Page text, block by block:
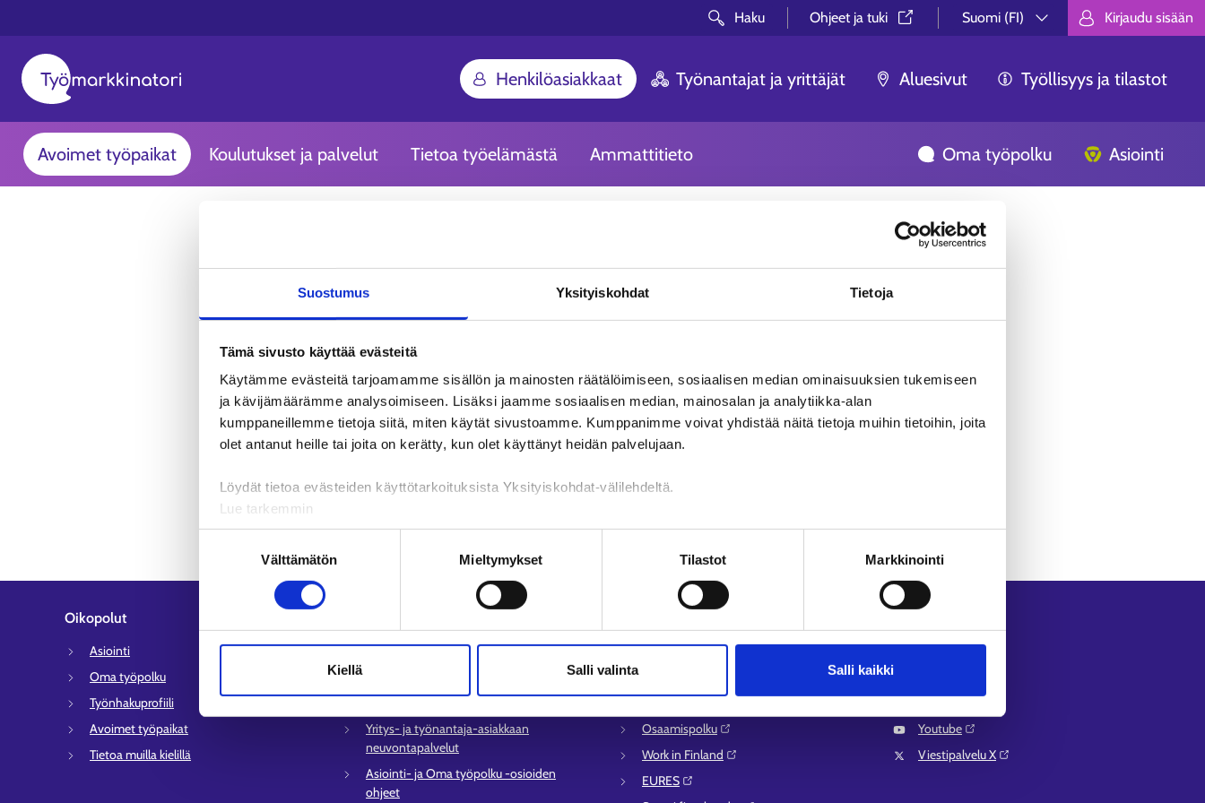
Suostumus Yksityiskohdat Tietoja
Tämä sivusto käyttää evästeitä
Käytämme evästeitä tarjoamamme sisällön ja mainosten räätälöimiseen, sosiaalisen median ominaisuuksien tukemiseen
ja kävijämäärämme analysoimiseen. Lisäksi jaamme sosiaalisen median, mainosalan ja analytiikka-alan
kumppaneillemme tietoja siitä, miten käytät sivustoamme. Kumppanimme voivat yhdistää näitä tietoja muihin tietoihin, joita
olet antanut heille tai joita on kerätty, kun olet käyttänyt heidän palvelujaan.
Löydät tietoa evästeiden käyttötarkoituksista Yksityiskohdat-välilehdeltä.
Lue tarkemmin
Evästeet
Tietosuoja ja henkilötietojen käsittely
Välttämätön Mieltymykset Tilastot Markkinointi
Kiellä Salli valinta Salli kaikki
Haku Ohjeet ja tuki⁠
Suomi (FI)
Valitse kieli. Välj språk. Choose
Kirjaudu sisään
Henkilöasiakkaat Työnantajat ja yrittäjät Aluesivut Työllisyys ja tilastot
Avoimet työpaikat Koulutukset ja palvelut Tietoa työelämästä Ammattitieto Oma työpolku Asiointi
Oikopolut
Asiointi
Oma työpolku
Työnhakuprofiili
Avoimet työpaikat
Tietoa muilla kielillä
Työllisyysalueiden yhteystiedot
Yritys- ja työnantaja-asiakkaan
neuvontapalvelut
Asiointi- ja Oma työpolku -osioiden
ohjeet
KEHA-keskus⁠
Osaamispolku⁠
Work in Finland⁠
EURES⁠
Youtube⁠
Viestipalvelu X⁠